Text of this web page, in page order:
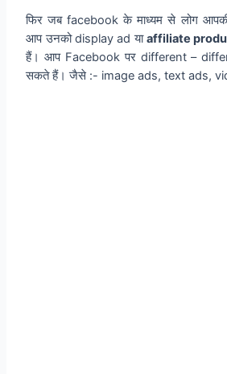
फिर जब facebook के माध्यम से लोग
आप उनको display ad याaffiliate
हैं। आप Facebook पर different –
सकते हैं। जैसे :- image ads, text ads,